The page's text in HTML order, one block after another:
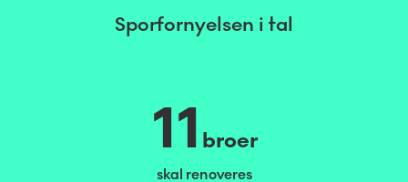
Sporfornyelsen i tal
11 broer
skal renoveres